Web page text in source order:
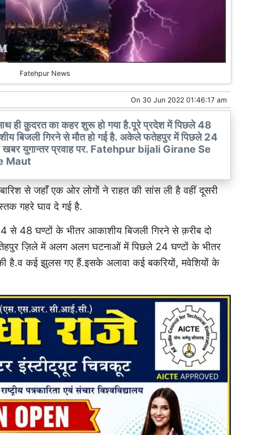
Fatehpur News
On 30 Jun 2022 01:46:17 am
ही क़ुदरत का कहर शुरू हो गया है.पूरे प्रदेश में पिछले 48
बिजली गिरने से मौत हो गई है. अकेले फतेहपुर में पिछले 24
खबर युगान्तर प्रवाह पर. Fatehpur bijali Girane Se
Maut
से जहाँ एक ओर लोगों ने राहत की सांस ली है वहीं दूसरी
गहरे घाव दे गई है.
48 घण्टों के भीतर आकाशीय बिजली गिरने से क़रीब दो
ज़िले में अलग अलग घटनाओं में पिछले 24 घण्टों के भीतर
है.व कई झुलस गए हैं.इसके अलावा कई बकरियों, मवेशियों के